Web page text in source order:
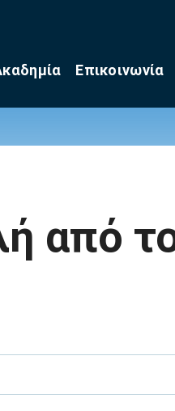
Επικοινωνία
από